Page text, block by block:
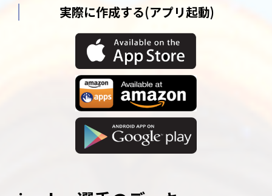
実際に作成する(アプリ起動)